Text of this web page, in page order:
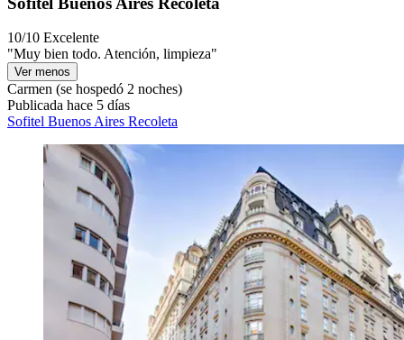
10/10 Excelente
"Muy bien todo. Atención, limpieza"
Ver menos
Carmen (se hospedó 2 noches)
Publicada hace 5 días
Sofitel Buenos Aires Recoleta